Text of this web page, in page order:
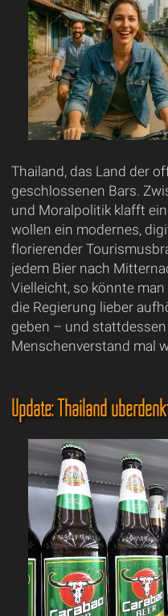
Thailand, das Land der
geschlossenen Bars.
und Moralpolitik klafft
wollen ein modernes,
florierender
jedem Bier nach
Vielleicht, so könnte
die Regierung lieber
geben – und
Menschenverstand mal
Update: Thailand